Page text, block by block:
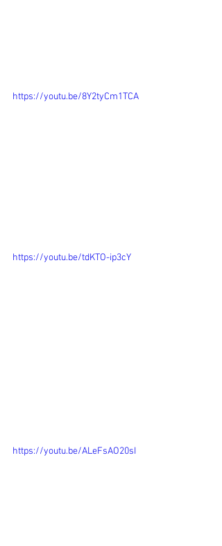
https://youtu.be/8Y2tyCm1TCA
https://youtu.be/tdKTO-ip3cY
https://youtu.be/ALeFsAO20sI